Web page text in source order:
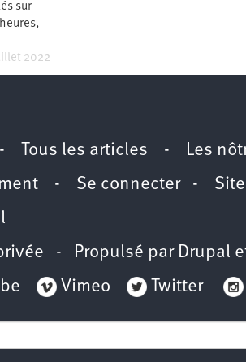
du
latine
Moyen-
Océanie
sur
2022
Tous les articles - Les
- Se connecter-
- Propulsé par Drupal
Vimeo Twitter